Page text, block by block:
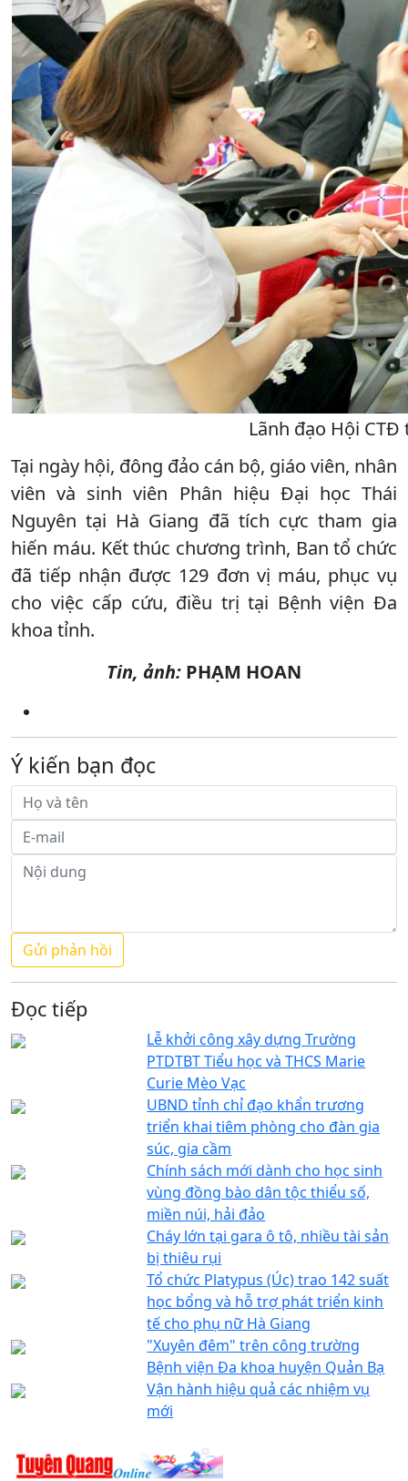
Lãnh đạo Hội
Tại ngày hội, đông đảo cán bộ, giáo viên, nhân
viên và sinh viên Phân hiệu Đại học Thái
Nguyên tại Hà Giang đã tích cực tham gia
hiến máu. Kết thúc chương trình, Ban tổ chức
đã tiếp nhận được 129 đơn vị máu, phục vụ
cho việc cấp cứu, điều trị tại Bệnh viện Đa
khoa tỉnh.
Tin, ảnh: PHẠM HOAN
Ý kiến bạn đọc
Đọc tiếp
Lễ khởi công xây dựng Trường
PTDTBT Tiểu học và THCS Marie
Curie Mèo Vạc
UBND tỉnh chỉ đạo khẩn trương
triển khai tiêm phòng cho đàn gia
súc, gia cầm
Chính sách mới dành cho học sinh
vùng đồng bào dân tộc thiểu số,
miền núi, hải đảo
Cháy lớn tại gara ô tô, nhiều tài sản
bị thiêu rụi
Tổ chức Platypus (Úc) trao 142 suất
học bổng và hỗ trợ phát triển kinh
tế cho phụ nữ Hà Giang
"Xuyên đêm" trên công trường
Bệnh viện Đa khoa huyện Quản Bạ
Vận hành hiệu quả các nhiệm vụ
mới